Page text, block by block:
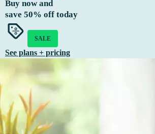
Buy now and
save 50% off today
SALE
See plans + pricing